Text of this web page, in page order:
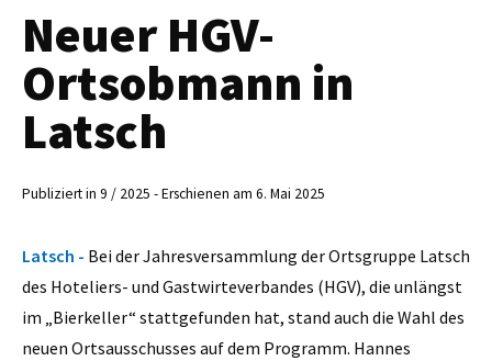
Neuer HGV-
Ortsobmann in
Latsch
Publiziert in 9 / 2025 - Erschienen am 6. Mai 2025
Latsch - Bei der Jahresversammlung der Ortsgruppe Latsch
des Hoteliers- und Gastwirteverbandes (HGV), die unlängst
im „Bierkeller“ stattgefunden hat, stand auch die Wahl des
neuen Ortsausschusses auf dem Programm. Hannes